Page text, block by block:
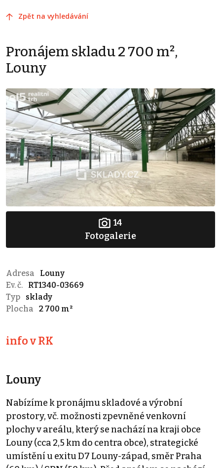
Zpět na vyhledávání
Pronájem skladu 2 700 m²,
Louny
14
Fotogalerie
Adresa
Louny
Ev. č.
RT1340-03669
Typ
sklady
Plocha
2 700 m²
info v RK
Louny
Nabízíme k pronájmu skladové a výrobní
prostory, vč. možnosti zpevněné venkovní
plochy v areálu, který se nachází na kraji obce
Louny (cca 2,5 km do centra obce), strategické
umístění u exitu D7 Louny-západ, směr Praha